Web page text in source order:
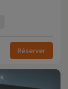
Réserver